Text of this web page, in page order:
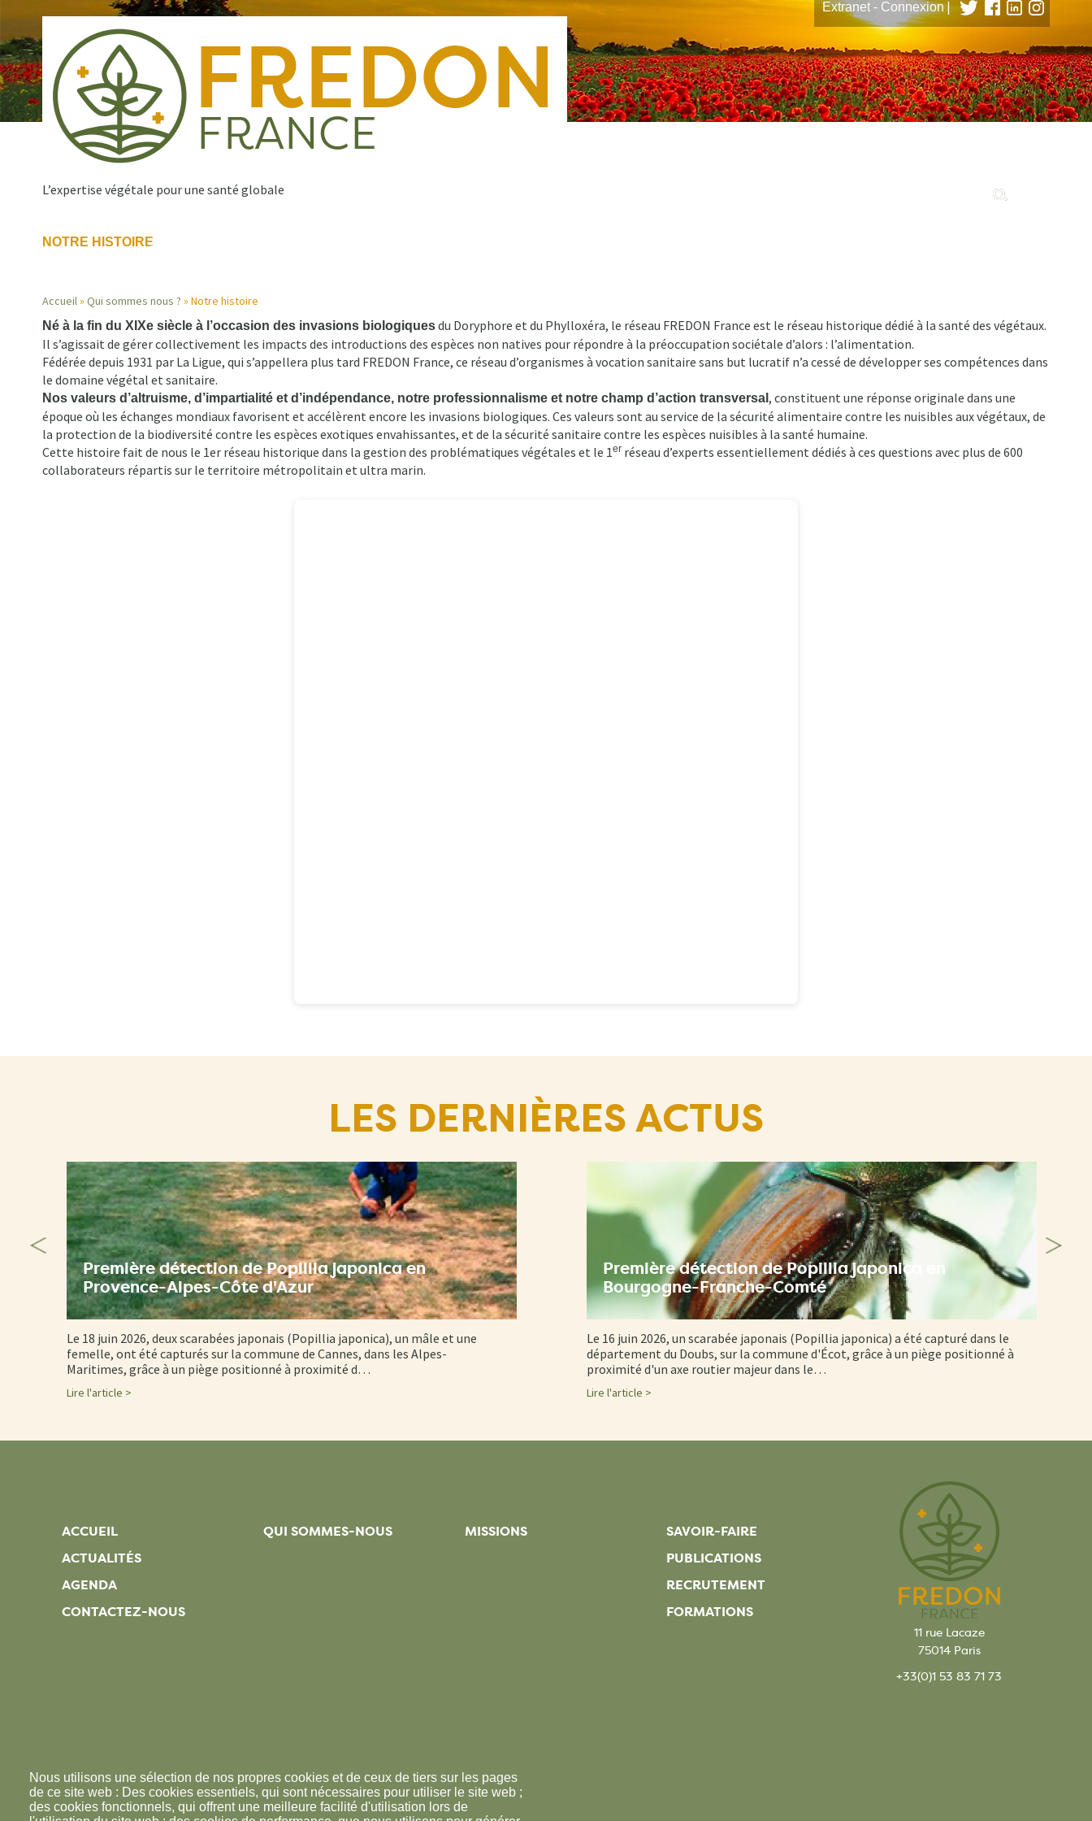
contenu
principal
Extranet - Connexion|
L’expertise végétale pour une santé globale
Navigation
principale
Qui sommes nous ?
NOTRE HISTOIRE
Fil
d'Ariane
Accueil Qui sommes nous ? Notre histoire
Né à la fin du XIXe siècle à l’occasion des invasions biologiquesdu Doryphore et du Phylloxéra, le réseau FREDON France est le réseau historique dédié à la santé des végétaux.
Il s’agissait de gérer collectivement les impacts des introductions des espèces non natives pour répondre à la préoccupation sociétale d’alors : l’alimentation.
Fédérée depuis 1931 par La Ligue, qui s’appellera plus tard FREDON France, ce réseau d’organismes à vocation sanitaire sans but lucratif n’a cessé de développer ses compétences dans
le domaine végétal et sanitaire.
Nos valeurs d’altruisme, d’impartialité et d’indépendance, notre professionnalisme et notre champ d’action transversal , constituent une réponse originale dans une
époque où les échanges mondiaux favorisent et accélèrent encore les invasions biologiques. Ces valeurs sont au service de la sécurité alimentaire contre les nuisibles aux végétaux, de
la protection de la biodiversité contre les espèces exotiques envahissantes, et de la sécurité sanitaire contre les espèces nuisibles à la santé humaine.
Cette histoire fait de nous le 1er réseau historique dans la gestion des problématiques végétales et le 1er réseau d’experts essentiellement dédiés à ces questions avec plus de 600
collaborateurs répartis sur le territoire métropolitain et ultra marin.
LES DERNIÈRES ACTUS
Première détection de Popillia japonica en
Provence-Alpes-Côte d'Azur
Le 18 juin 2026, deux scarabées japonais (Popillia japonica), un mâle et une
femelle, ont été capturés sur la commune de Cannes, dans les Alpes-
Maritimes, grâce à un piège positionné à proximité d…
Lire l'article >
Première détection de Popillia japonica en
Bourgogne-Franche-Comté
Le 16 juin 2026, un scarabée japonais (Popillia japonica) a été capturé dans le
département du Doubs, sur la commune d'Écot, grâce à un piège positionné à
proximité d'un axe routier majeur dans le…
Lire l'article >
ACCUEIL
ACTUALITÉS
AGENDA
CONTACTEZ-NOUS
QUI SOMMES-NOUS MISSIONS
SAVOIR-FAIRE
PUBLICATIONS
RECRUTEMENT
FORMATIONS
11 rue Lacaze
75014 Paris
+33(0)1 53 83 71 73
Nous utilisons une sélection de nos propres cookies et de ceux de tiers sur les pages
de ce site web : Des cookies essentiels, qui sont nécessaires pour utiliser le site web ;
des cookies fonctionnels, qui offrent une meilleure facilité d'utilisation lors de